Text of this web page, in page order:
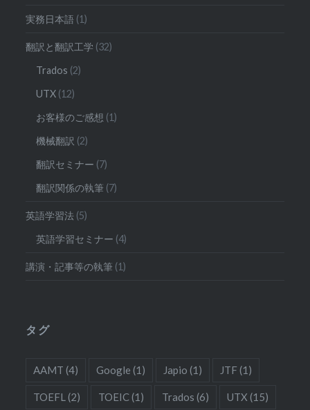
実務日本語 (1)
翻訳と翻訳工学 (32)
Trados (2)
UTX (12)
お客様のご感想 (1)
機械翻訳 (2)
翻訳セミナー (7)
翻訳関係の執筆 (7)
英語学習法 (5)
英語学習セミナー (4)
講演・記事等の執筆 (1)
タグ
AAMT (4) Google (1) Japio (1) JTF(1)
TOEFL (2) TOEIC(1) Trados (6) UTX (15)